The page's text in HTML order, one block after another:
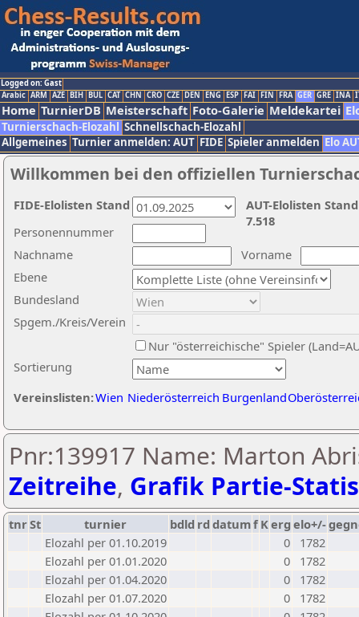
Logged on: Gast
Arabic ARM AZE BIH BUL CAT CHN CRO CZE DEN ENG ESP FAI FIN FRA GER GRE INA
Home TurnierDB Meisterschaft Foto-Galerie Meldekartei
Turnierschach-Elozahl Schnellschach-Elozahl
Allgemeines Turnier anmelden: AUT FIDE Spieler anmelden Elo
Willkommen bei den offiziellen
Nachname
Vorname
Ebene
Sortierung
Personennummer
Bundesland
Spgem./Kreis/Verein
Nur "österreichische" Spieler
Vereinslisten:Wien Niederösterreich Burgenland
AUT-Elolisten
7.518
FIDE-Elolisten Stand
Pnr:139917 Name: Marton
Zeitreihe, Grafik Partie-
tnrSt turnier bdld rd datumf Kerg elo+/-
Elozahl per 01.10.2019
0
1782
Elozahl per 01.01.2020
0
1782
Elozahl per 01.04.2020
0
1782
Elozahl per 01.07.2020
0
1782